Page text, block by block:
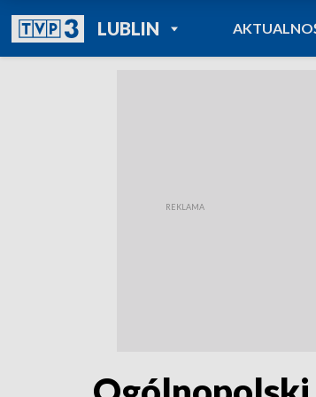
LUBLINPOWRÓT DO
TVP REGIONY